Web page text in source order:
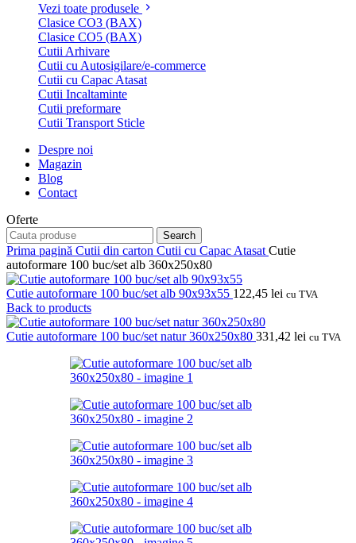
Vezi toate produsele
Clasice CO3 (BAX)
Clasice CO5 (BAX)
Cutii Arhivare
Cutii cu Autosigilare/e-commerce
Cutii cu Capac Atasat
Cutii Incaltaminte
Cutii preformare
Cutii Transport Sticle
Despre noi
Magazin
Blog
Contact
Oferte
Search
Prima pagină Cutii din carton Cutii cu Capac Atasat Cutie
autoformare 100 buc/set alb 360x250x80
Cutie autoformare 100 buc/set alb 90x93x55 122,45 lei cu TVA
Back to products
Cutie autoformare 100 buc/set natur 360x250x80 331,42 lei cu TVA